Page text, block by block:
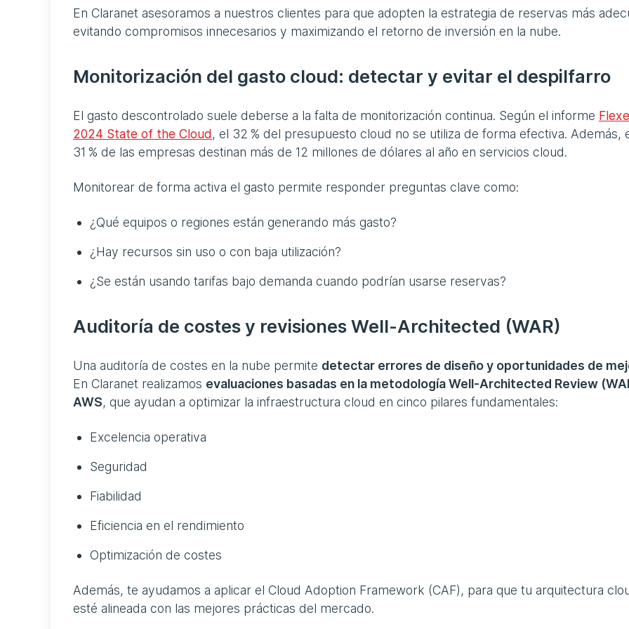
En Claranet asesoramos a nuestros clientes para que adopten la estrategia de reservas más
evitando compromisos innecesarios y maximizando el retorno de inversión en la nube.
Monitorización del gasto cloud: detectar y evitar el despilfarro
El gasto descontrolado suele deberse a la falta de monitorización continua. Según el informe
2024 State of the Cloud, el 32 % del presupuesto cloud no se utiliza de forma efectiva. Además,
31 % de las empresas destinan más de 12 millones de dólares al año en servicios cloud.
Monitorear de forma activa el gasto permite responder preguntas clave como:
¿Qué equipos o regiones están generando más gasto?
¿Hay recursos sin uso o con baja utilización?
¿Se están usando tarifas bajo demanda cuando podrían usarse reservas?
Auditoría de costes y revisiones Well-Architected (WAR)
Una auditoría de costes en la nube permite detectar errores de diseño y oportunidades de
En Claranet realizamos evaluaciones basadas en la metodología Well-Architected Review
AWS, que ayudan a optimizar la infraestructura cloud en cinco pilares fundamentales:
Excelencia operativa
Seguridad
Fiabilidad
Eficiencia en el rendimiento
Optimización de costes
Además, te ayudamos a aplicar el Cloud Adoption Framework (CAF), para que tu arquitectura
esté alineada con las mejores prácticas del mercado.